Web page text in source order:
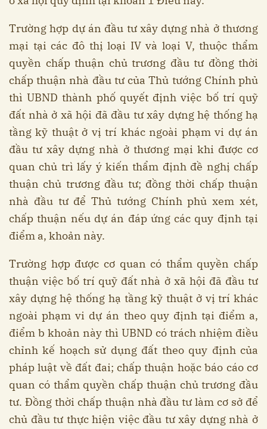
Trường hợp dự án đầu tư xây dựng nhà ở thương
mại tại các đô thị loại IV và loại V, thuộc thẩm
quyền chấp thuận chủ trương đầu tư đồng thời
chấp thuận nhà đầu tư của Thủ tướng Chính phủ
thì UBND thành phố quyết định việc bố trí quỹ
đất nhà ở xã hội đã đầu tư xây dựng hệ thống hạ
tầng kỹ thuật ở vị trí khác ngoài phạm vi dự án
đầu tư xây dựng nhà ở thương mại khi được cơ
quan chủ trì lấy ý kiến thẩm định đề nghị chấp
thuận chủ trương đầu tư; đồng thời chấp thuận
nhà đầu tư để Thủ tướng Chính phủ xem xét,
chấp thuận nếu dự án đáp ứng các quy định tại
điểm a, khoản này.
Trường hợp được cơ quan có thẩm quyền chấp
thuận việc bố trí quỹ đất nhà ở xã hội đã đầu tư
xây dựng hệ thống hạ tầng kỹ thuật ở vị trí khác
ngoài phạm vi dự án theo quy định tại điểm a,
điểm b khoản này thì UBND có trách nhiệm điều
chỉnh kế hoạch sử dụng đất theo quy định của
pháp luật về đất đai; chấp thuận hoặc báo cáo cơ
quan có thẩm quyền chấp thuận chủ trương đầu
tư. Đồng thời chấp thuận nhà đầu tư làm cơ sở để
chủ đầu tư thực hiện việc đầu tư xây dựng nhà ở